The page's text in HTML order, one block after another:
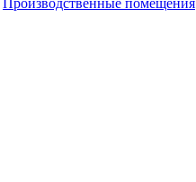
Производственные помещения